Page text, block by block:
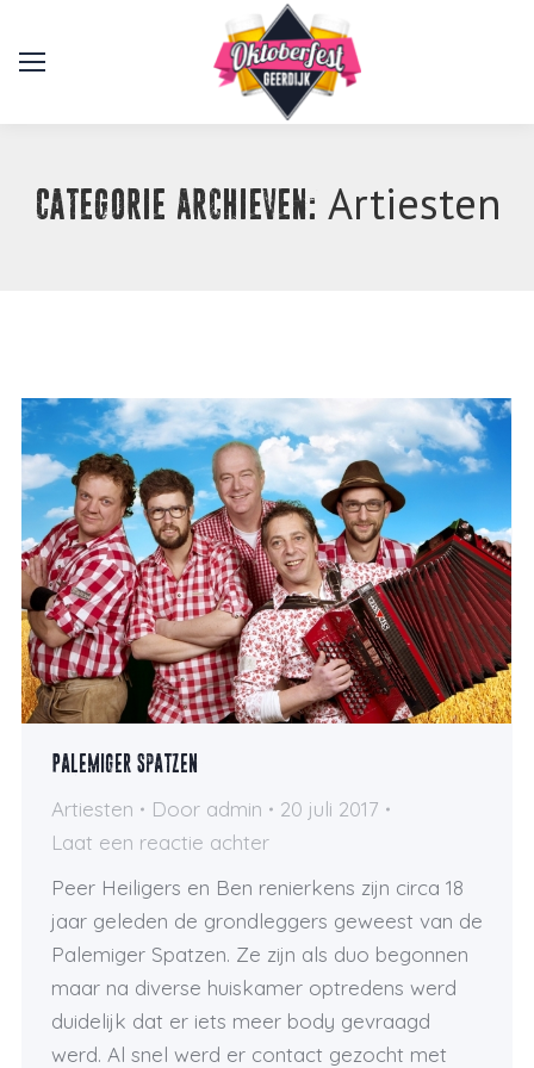
Categorie Archieven: Artiesten
Palemiger Spatzen
Artiesten Door admin
20 juli 2017
Laat een reactie achter
Peer Heiligers en Ben renierkens zijn circa 18
jaar geleden de grondleggers geweest van de
Palemiger Spatzen. Ze zijn als duo begonnen
maar na diverse huiskamer optredens werd
duidelijk dat er iets meer body gevraagd
werd. Al snel werd er contact gezocht met